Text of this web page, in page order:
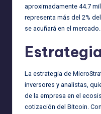
aproximadamente 44.7
representa más del 2%
se acuñará en el mercado.
La estrategia de
inversores y analistas,
de la empresa en el
cotización del Bitcoin.